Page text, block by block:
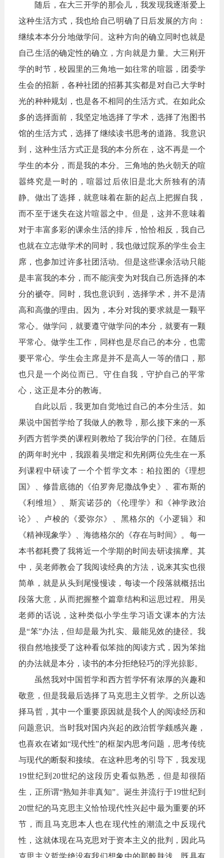
随后，在大三开学的那会儿，我发现我逐渐爱上
这种生活方式，我也给自己明确了日后发展的方向：
继续本本分分地做学问。这种方向的确立同时也就是
自己生活的确定性的确立，方向就是力量。大三刚开
学的时节，校园里的三角地一如往常的喧嚣，团委学
生会的招新，各种社团的招募其实都是对自己大学时
光的种种规划，也是各不相同的生活方式。在如此众
多的选择面前，我坚定地选择了学术，选择了泡图书
馆的生活方式，选择了继续读书思考的道路。我意识
到，这种生活方式正是我的本分所在，这不再是一个
学生的本分，而是我的本分。三角地的热火朝天的喧
嚣终究是一时的，喧嚣过后依旧是北大所独有的清
静。做出了选择，就意味着在新的起点上把握自我，
而不至于迷失在这片喧嚣之中。但是，这并不意味着
对于丰富多彩的课余生活的排斥，恰恰相反，我自己
也就在立志做学术的同时，我也做过院系的学生会主
席，也参加过许多社团活动。但是这些课余活动只能
是丰富我的本分，而不能演变为对我自己所选择的本
分的褫夺。同时，我也意识到，选择学术，并不是清
高和高傲的理由。因为，本分对我的要求就是一颗平
常心。做学问，就要遵守做学问的本分，就要有一颗
平常心。做学生工作，同样也是尽自己的本分，也需
要平常心。学生会主席是并不是高人一等的借口，那
也只是一个岗位而已。守住自我，守护自己的平常
心，这正是本分的教诲。
自此以后，我更加自觉地过自己的本分生活。如
果说中国哲学给了我做人的教导，那么接下来的一系
列西方哲学类的课程则教给了我治学的门径。在随后
的两年时光中，我跟着吴增定和先刚两位先生在一系
列课程中研读了一个个哲学文本：柏拉图的《理想
国》、修昔底德的《伯罗奔尼撒战争史》、霍布斯的
《利维坦》、斯宾诺莎的《伦理学》和《神学政治
论》、卢梭的《爱弥尔》、黑格尔的《小逻辑》和
《精神现象学》、海德格尔的《存在与时间》。每一
本书都耗费了我将近一个学期的时间去研读揣摩。其
中，吴老师教会了我阅读经典的方法，说来其实也很
简单，就是从头到尾慢慢读，每读一个段落就概括出
段落大意，从而把握整个篇章结构和运思过程。用吴
老师的话说，这种类似小学生学习语文课本的方法
是“笨”办法，但却是最为扎实、最能见效的捷径。我
很自然地接受了这种看似笨拙的阅读方式，因为笨拙
的办法就是本分，读书的本分拒绝轻巧的浮光掠影。
虽然我对中国哲学和西方哲学怀有浓厚的兴趣和
敬意，但是我最后选择了马克思主义哲学。之所以选
择马哲，其中一个重要原因就是我个人的阅读经历和
问题意识。当时我对国内兴起的政治哲学颇感兴趣，
也喜欢在诸如“现代性”的框架内思考问题，思考传统
与现代的断裂和接续。在这种思考的引导下，我发现
19世纪到20世纪的这段历史看似熟悉，但是却很陌
生，正所谓“熟知并非真知”。诞生并流行于19世纪到
20世纪的马克思主义恰恰现代性兴起中最为重要的环
节，而且马克思本人也在现代性的潮流之中反现代
性，这就体现在马克思对于资本主义的批判，因此马